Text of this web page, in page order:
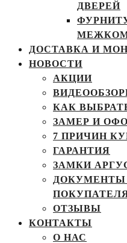
ДВЕРЕЙ
ДОСТАВКА И
НОВОСТИ
АКЦИИ
КАК
ЗАМЕР И
7 ПРИЧИН
ГАРАНТИЯ
ЗАМКИ
ДОКУМЕНТЫ
ОТЗЫВЫ
КОНТАКТЫ
О НАС